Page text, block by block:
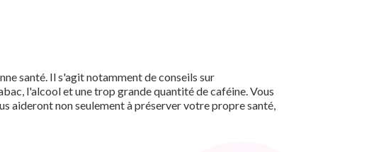
santé. Il s'agit notamment de conseils sur
l'alcool et une trop grande quantité de caféine. Vous
aideront non seulement à préserver votre propre santé,